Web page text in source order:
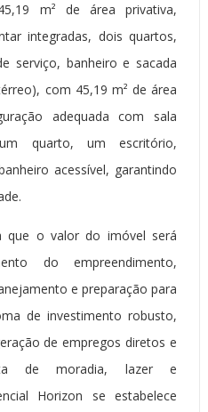
m² de área privativa,
integradas, dois quartos,
serviço, banheiro e sacada
com 45,19 m² de área
adequada com sala
quarto, um escritório,
acessível, garantindo
que o valor do imóvel será
do empreendimento,
e preparação para
de investimento robusto,
de empregos diretos e
de moradia, lazer e
Horizon se estabelece